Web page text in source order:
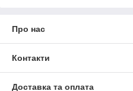
Про нас
Контакти
Доставка та оплата